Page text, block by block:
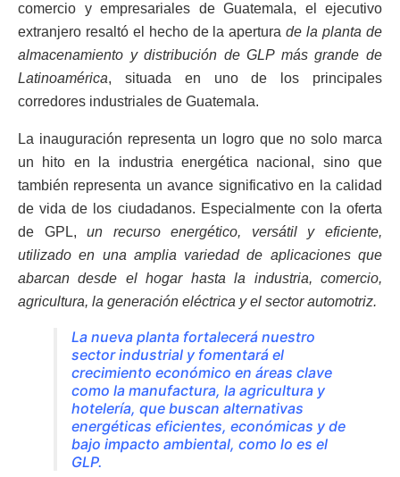
comercio y empresariales de Guatemala, el ejecutivo
extranjero resaltó el hecho de la aperturade la planta de
almacenamiento y distribución de GLP más grande de
Latinoamérica, situada en uno de los principales
corredores industriales de Guatemala.
La inauguración representa un logro que no solo marca
un hito en la industria energética nacional, sino que
también representa un avance significativo en la calidad
de vida de los ciudadanos. Especialmente con la oferta
de GPL,un recurso energético, versátil y eficiente,
utilizado en una amplia variedad de aplicaciones que
abarcan desde el hogar hasta la industria, comercio,
agricultura, la generación eléctrica y el sector automotriz.
La nueva planta fortalecerá nuestro
sector industrial y fomentará el
crecimiento económico en áreas clave
como la manufactura, la agricultura y
hotelería, que buscan alternativas
energéticas eficientes, económicas y de
bajo impacto ambiental, como lo es el
GLP.